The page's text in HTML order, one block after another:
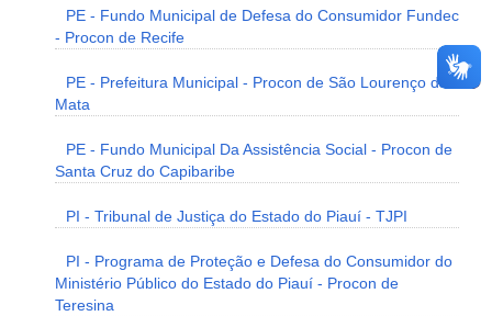
PE - Fundo Municipal de Defesa do Consumidor Fundec
- Procon de Recife
PE - Prefeitura Municipal - Procon de São Lourenço da
Mata
PE - Fundo Municipal Da Assistência Social - Procon de
Santa Cruz do Capibaribe
PI - Tribunal de Justiça do Estado do Piauí - TJPI
PI - Programa de Proteção e Defesa do Consumidor do
Ministério Público do Estado do Piauí - Procon de
Teresina